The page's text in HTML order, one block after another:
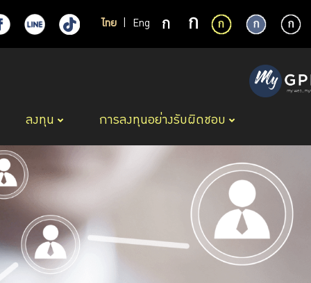
ไทย Eng
ลงทุน การลงทุนอย่างรับผิดชอบ